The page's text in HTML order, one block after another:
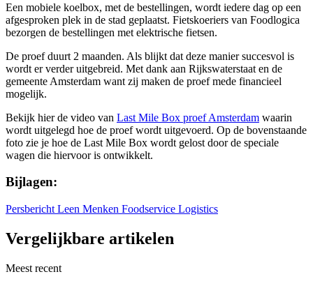
Een mobiele koelbox, met de bestellingen, wordt iedere dag op een
afgesproken plek in de stad geplaatst. Fietskoeriers van Foodlogica
bezorgen de bestellingen met elektrische fietsen.
De proef duurt 2 maanden. Als blijkt dat deze manier succesvol is
wordt er verder uitgebreid. Met dank aan Rijkswaterstaat en de
gemeente Amsterdam want zij maken de proef mede financieel
mogelijk.
Bekijk hier de video van Last Mile Box proef Amsterdam waarin
wordt uitgelegd hoe de proef wordt uitgevoerd. Op de bovenstaande
foto zie je hoe de Last Mile Box wordt gelost door de speciale
wagen die hiervoor is ontwikkelt.
Bijlagen:
Persbericht Leen Menken Foodservice Logistics
Vergelijkbare artikelen
Meest recent